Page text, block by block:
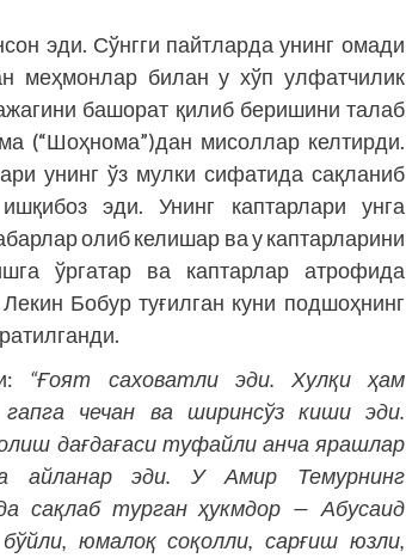
эди. Сўнгги пайтларда унинг омади
меҳмонлар билан у хўп улфатчилик
башорат қилиб беришини талаб
(“Шоҳнома”)дан мисоллар келтирди.
унинг ўз мулки сифатида сақланиб
эди. Унинг каптарлари унга
олиб келишар ва у каптарларини
ўргатар ва каптарлар атрофида
Бобур туғилган куни подшоҳнинг
“Ғоят саховатли эди. Хулқи ҳам
чечан ва ширинсўз киши эди.
дағдағаси туфайли анча ярашлар
айланар эди. У Амир Темурнинг
сақлаб турган ҳукмдор — Абусаид
юмалоқ соқолли, сарғиш юзли,